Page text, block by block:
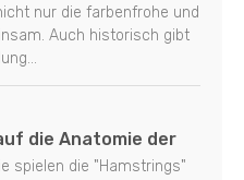
nur die farbenfrohe und
Auch historisch gibt
die Anatomie der
spielen die "Hamstrings"